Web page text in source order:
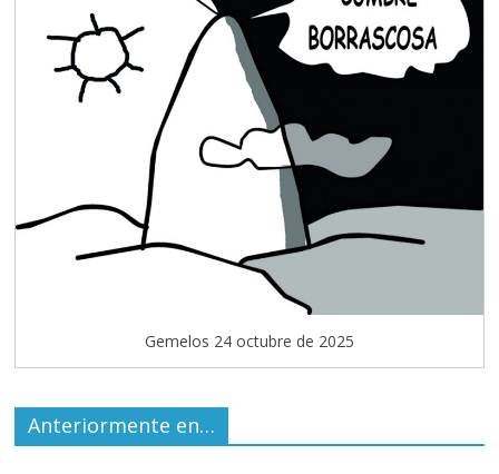
Gemelos 24 octubre de 2025
Anteriormente en…